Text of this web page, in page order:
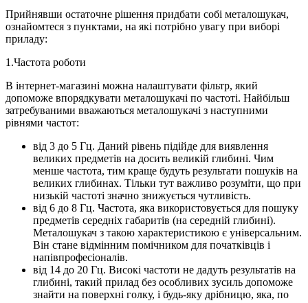
Прийнявши остаточне рішення придбати собі металошукач,
ознайомтеся з пунктами, на які потрібно увагу при виборі
приладу:
1.Частота роботи
В інтернет-магазині можна налаштувати фільтр, який
допоможе впорядкувати металошукачі по частоті. Найбільш
затребуваними вважаються металошукачі з наступними
рівнями частот:
від 3 до 5 Гц. Даний рівень підійде для виявлення
великих предметів на досить великій глибині. Чим
менше частота, тим краще будуть результати пошуків на
великих глибинах. Тільки тут важливо розуміти, що при
низькій частоті значно знижується чутливість.
від 6 до 8 Гц. Частота, яка використовується для пошуку
предметів середніх габаритів (на середній глибині).
Металошукач з такою характеристикою є універсальним.
Він стане відмінним помічником для початківців і
напівпрофесіоналів.
від 14 до 20 Гц. Високі частоти не дадуть результатів на
глибині, такий прилад без особливих зусиль допоможе
знайти на поверхні голку, і будь-яку дрібницю, яка, по